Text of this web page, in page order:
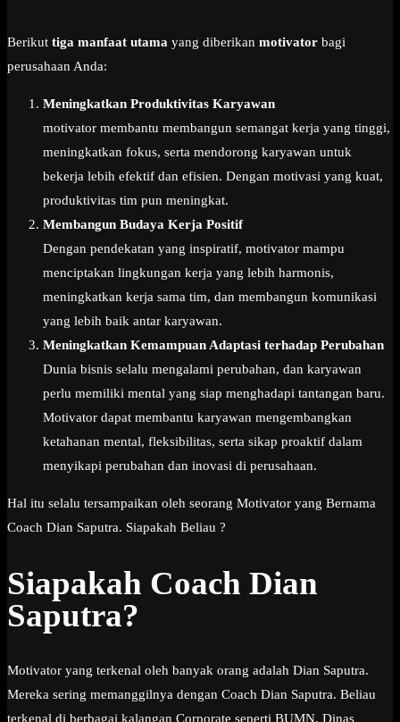
Berikut tiga manfaat utama yang diberikan motivator bagi
perusahaan Anda:
Meningkatkan Produktivitas Karyawan
motivator membantu membangun semangat kerja yang tinggi,
meningkatkan fokus, serta mendorong karyawan untuk
bekerja lebih efektif dan efisien. Dengan motivasi yang kuat,
produktivitas tim pun meningkat.
Membangun Budaya Kerja Positif
Dengan pendekatan yang inspiratif, motivator mampu
menciptakan lingkungan kerja yang lebih harmonis,
meningkatkan kerja sama tim, dan membangun komunikasi
yang lebih baik antar karyawan.
Meningkatkan Kemampuan Adaptasi terhadap Perubahan
Dunia bisnis selalu mengalami perubahan, dan karyawan
perlu memiliki mental yang siap menghadapi tantangan baru.
Motivator dapat membantu karyawan mengembangkan
ketahanan mental, fleksibilitas, serta sikap proaktif dalam
menyikapi perubahan dan inovasi di perusahaan.
Hal itu selalu tersampaikan oleh seorang Motivator yang Bernama
Coach Dian Saputra. Siapakah Beliau ?
Siapakah Coach Dian
Saputra?
Motivator yang terkenal oleh banyak orang adalah Dian Saputra.
Mereka sering memanggilnya dengan Coach Dian Saputra. Beliau
terkenal di berbagai kalangan Corporate seperti BUMN, Dinas